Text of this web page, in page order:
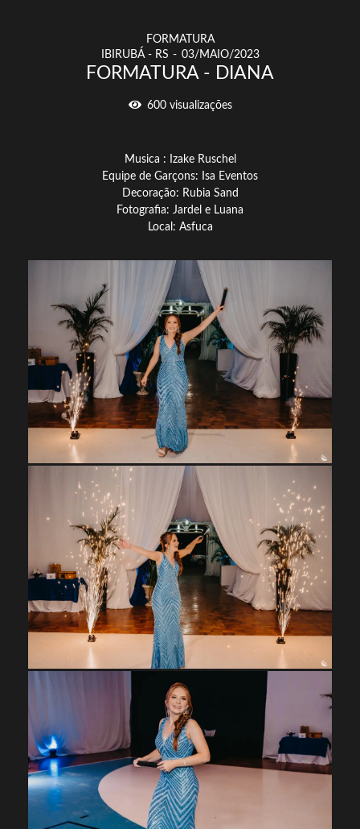
FORMATURA
IBIRUBÁ - RS
03/MAIO/2023
FORMATURA - DIANA
600visualizações
Musica : Izake Ruschel
Equipe de Garçons: Isa Eventos
Decoração: Rubia Sand
Fotografia: Jardel e Luana
Local: Asfuca